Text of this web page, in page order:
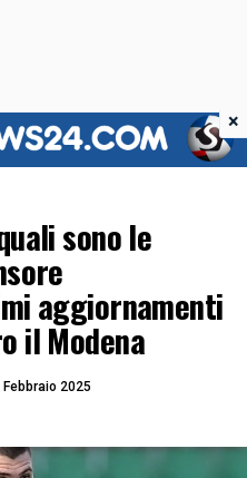
sono le
aggiornamenti
il Modena
Febbraio 2025
×